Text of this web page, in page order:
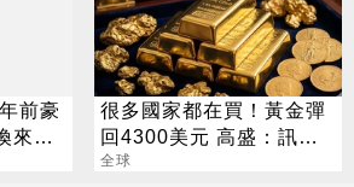
前豪
來
很多國家都在買！黃金彈
回4300美元 高盛：訊號
來了
全球